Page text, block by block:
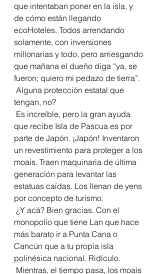
que intentaban poner en la isla, y
de cómo están llegando
ecoHoteles. Todos arrendando
solamente, con inversiones
millonarias y todo, pero arriesgando
que mañana el dueño diga “ya, se
fueron; quiero mi pedazo de tierra”.
tengan, no?
que recibe Isla de Pascua es por
parte de Japón. ¡Japón! Inventaron
un revestimiento para proteger a los
moais. Traen maquinaria de última
generación para levantar las
estatuas caídas. Los llenan de yens
por concepto de turismo.
monopolio que tiene Lan que hace
más barato ir a Punta Cana o
Cancún que a tu propia isla
polinésica nacional. Ridículo.